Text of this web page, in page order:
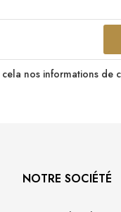
nos informations de
NOTRE SOCIÉTÉ